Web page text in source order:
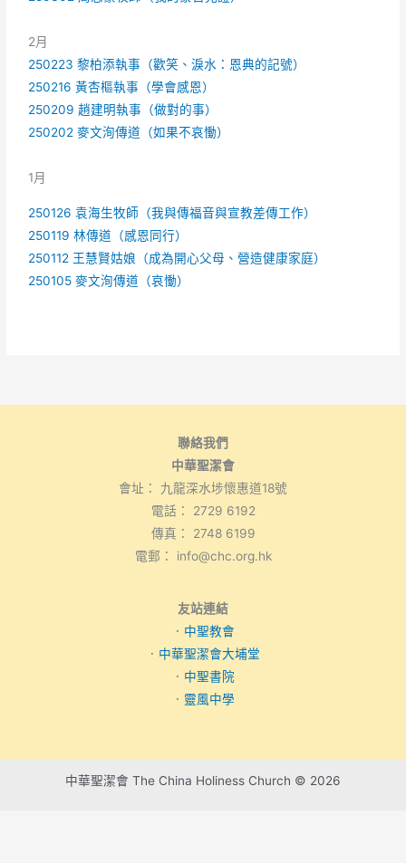
2月
250223 黎柏添執事（歡笑、淚水：恩典的記號）
250216 黃杏樞執事（學會感恩）
250209 趙建明執事（做對的事）
250202 麥文洵傳道（如果不哀慟）
1月
250126 袁海生牧師（我與傳福音與宣教差傳工作）
250119 林傳道（感恩同行）
250112 王慧賢姑娘（成為開心父母、營造健康家庭）
250105 麥文洵傳道（哀慟）
聯絡我們
中華聖潔會
會址： 九龍深水埗懷惠道18號
電話： 2729 6192
傳真： 2748 6199
電郵： info@chc.org.hk
友站連結
． 中聖教會
． 中華聖潔會大埔堂
． 中聖書院
． 靈風中學
中華聖潔會 The China Holiness Church © 2026